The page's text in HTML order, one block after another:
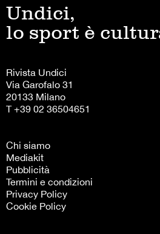
Undici,
lo sport è
Rivista Undici
Via Garofalo 31
20133 Milano
T +39 02 36504651
Chi siamo
Mediakit
Pubblicità
Termini e condizioni
Privacy Policy
Cookie Policy